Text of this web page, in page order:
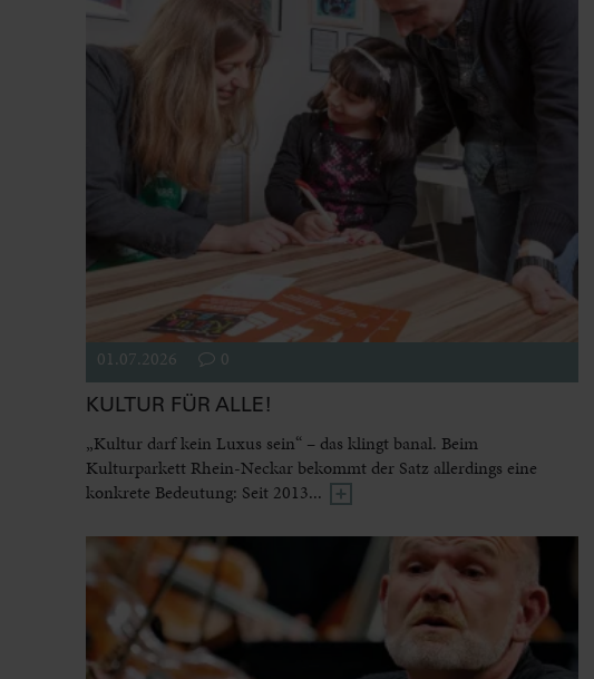
01.07.2026 0
KULTUR FÜR ALLE!
„Kultur darf kein Luxus sein“ – das klingt banal. Beim
Kulturparkett Rhein-Neckar bekommt der Satz allerdings eine
konkrete Bedeutung: Seit 2013...